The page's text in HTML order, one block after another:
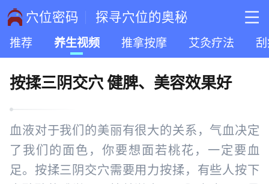
穴位密码 探寻穴位的奥秘
推荐 养生视频 推拿按摩 艾灸疗法
按揉三阴交穴 健脾、美容效果好
血液对于我们的美丽有很大的关系，气血决定
了我们的面色，你要想面若桃花，一定要血
足。按揉三阴交穴需要用力按揉，有些人按下